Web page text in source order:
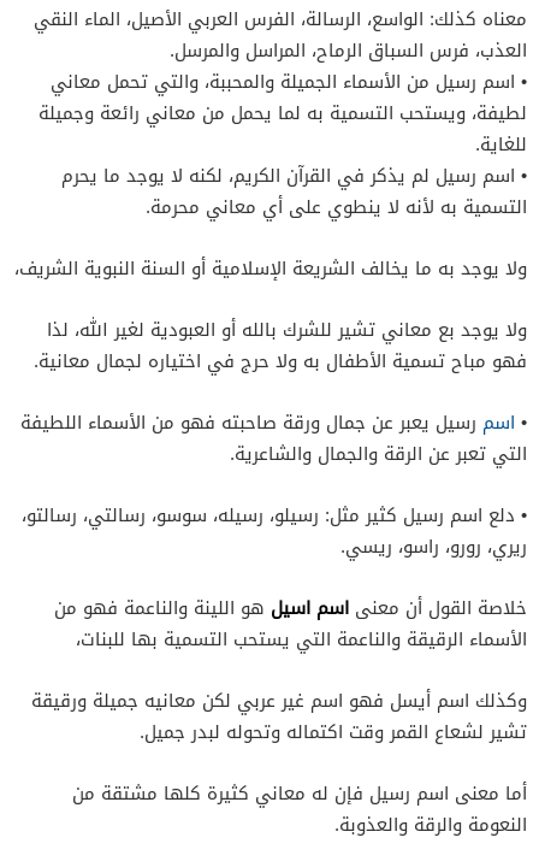
معناه كذلك: الواسع، الرسالة، الفرس العربي الأصيل، الماء النقي
العذب، فرس السباق الرماح، المراسل والمرسل.
• اسم رسيل من الأسماء الجميلة والمحببة، والتي تحمل معاني
لطيفة، ويستحب التسمية به لما يحمل من معاني رائعة وجميلة
للغاية.
• اسم رسيل لم يذكر في القرآن الكريم، لكنه لا يوجد ما يحرم
التسمية به لأنه لا ينطوي على أي معاني محرمة.
ولا يوجد به ما يخالف الشريعة الإسلامية أو السنة النبوية الشريف،
ولا يوجد بع معاني تشير للشرك بالله أو العبودية لغير الله، لذا
فهو مباح تسمية الأطفال به ولا حرج في اختياره لجمال معانية.
• اسم رسيل يعبر عن جمال ورقة صاحبته فهو من الأسماء اللطيفة
التي تعبر عن الرقة والجمال والشاعرية.
• دلع اسم رسيل كثير مثل: رسيلو، رسيله، سوسو، رسالتي، رسالتو،
ريري، رورو، راسو، ريسي.
خلاصة القول أن معنى اسم اسيل هو اللينة والناعمة فهو من
الأسماء الرقيقة والناعمة التي يستحب التسمية بها للبنات،
وكذلك اسم أيسل فهو اسم غير عربي لكن معانيه جميلة ورقيقة
تشير لشعاع القمر وقت اكتماله وتحوله لبدر جميل.
أما معنى اسم رسيل فإن له معاني كثيرة كلها مشتقة من
النعومة والرقة والعذوبة.